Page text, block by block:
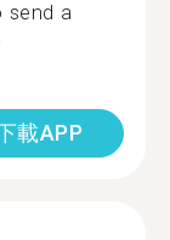
send a
載APP